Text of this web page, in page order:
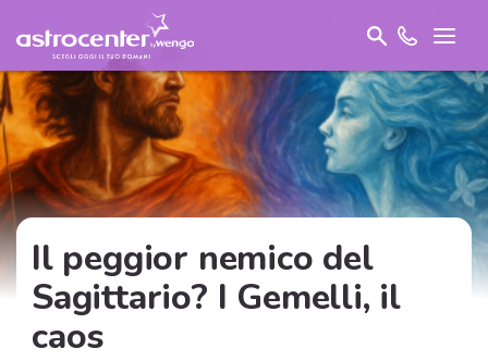
Il peggior nemico del
Sagittario? I Gemelli, il
caos